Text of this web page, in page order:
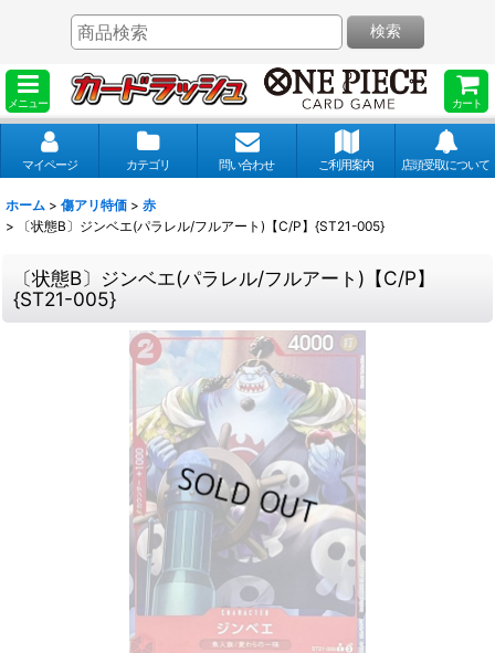
メニュー カート
検索
マイページ カテゴリ 問い合わせ ご利用案内 店頭受取について
ホーム > 傷アリ特価 > 赤
>
〔状態B〕ジンベエ(パラレル/フルアート)【C/P】{ST21-005}
〔状態B〕ジンベエ(パラレル/フルアート)【C/P】
{ST21-005}